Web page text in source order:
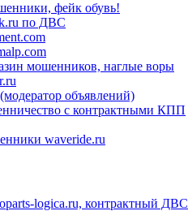
фейк обувь!
по ДВС
мошенников, наглые воры
объявлений)
с контрактными КПП
waveride.ru
logica.ru, контрактный ДВС